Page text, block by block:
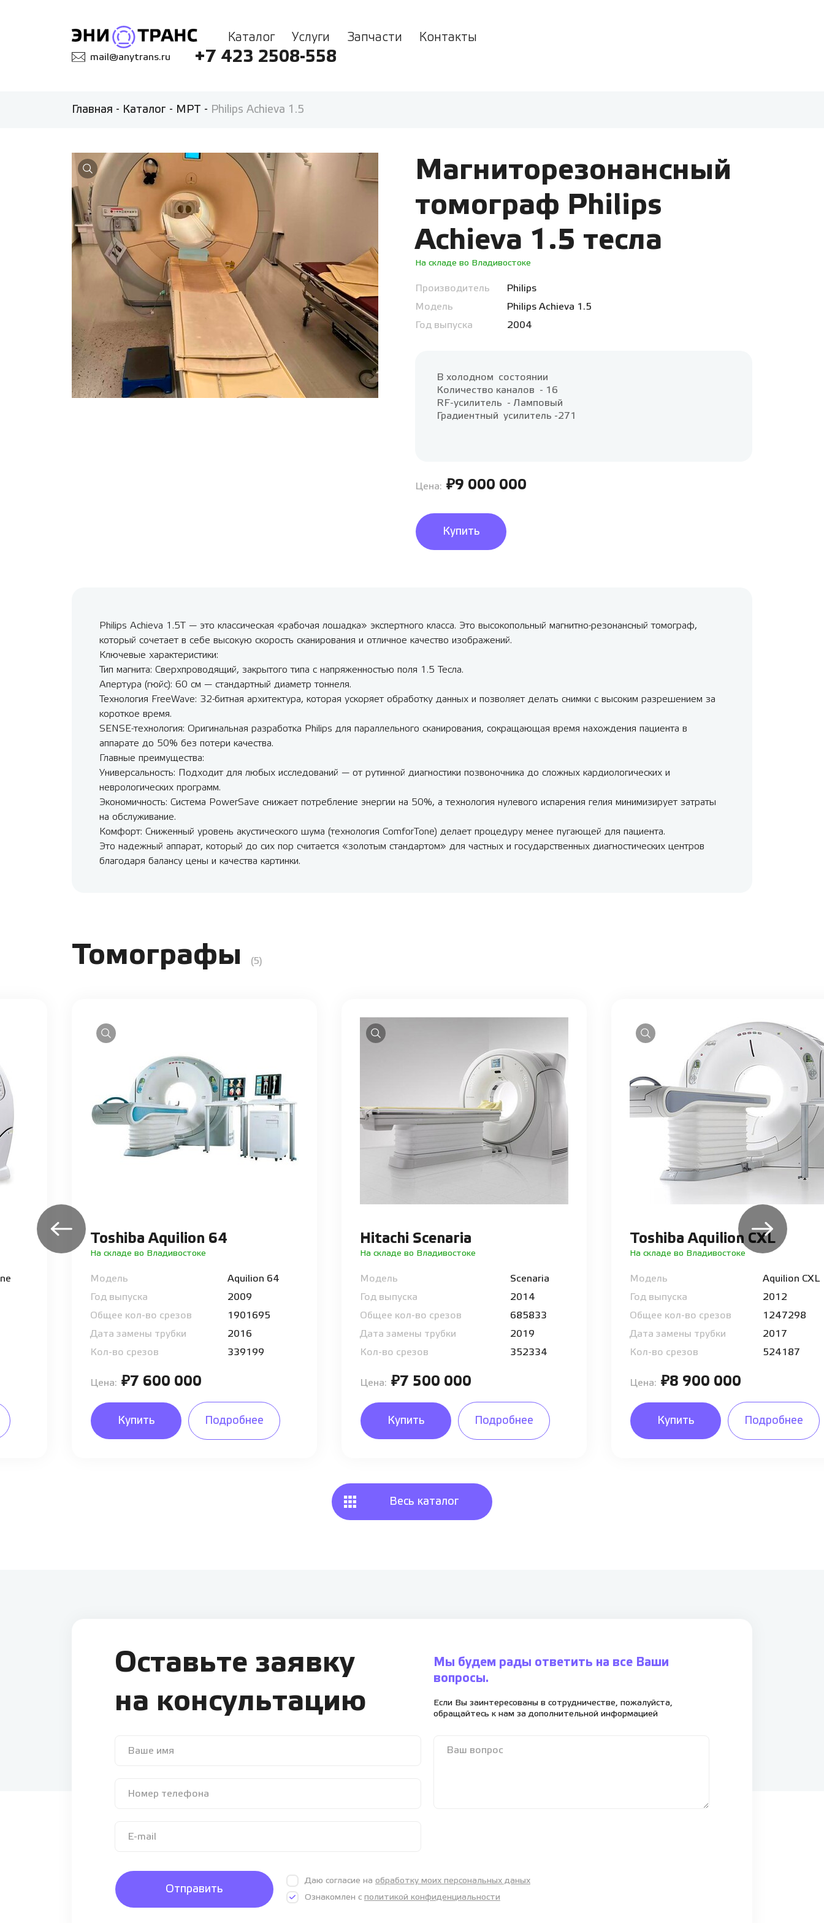
Каталог Услуги Запчасти Контакты
mail@anytrans.ru +7 423 2508-558
Главная - Каталог - МРТ - Philips Achieva 1.5
Магниторезонансный
томограф Philips
Achieva 1.5 тесла
На складе во Владивостоке
Производитель
Philips
Модель
Philips Achieva 1.5
Год выпуска
2004
В холодном состоянии
Количество каналов - 16
RF-усилитель - Ламповый
Градиентный усилитель -271
Цена: ₽9 000 000
Купить
Philips Achieva 1.5T — это классическая «рабочая лошадка» экспертного класса. Это высокопольный магнитно-резонансный томограф,
который сочетает в себе высокую скорость сканирования и отличное качество изображений.
Ключевые характеристики:
Тип магнита: Сверхпроводящий, закрытого типа с напряженностью поля 1.5 Тесла.
Апертура (гюйс): 60 см — стандартный диаметр тоннеля.
Технология FreeWave: 32-битная архитектура, которая ускоряет обработку данных и позволяет делать снимки с высоким разрешением за
короткое время.
SENSE-технология: Оригинальная разработка Philips для параллельного сканирования, сокращающая время нахождения пациента в
аппарате до 50% без потери качества.
Главные преимущества:
Универсальность: Подходит для любых исследований — от рутинной диагностики позвоночника до сложных кардиологических и
неврологических программ.
Экономичность: Система PowerSave снижает потребление энергии на 50%, а технология нулевого испарения гелия минимизирует затраты
на обслуживание.
Комфорт: Сниженный уровень акустического шума (технология ComforTone) делает процедуру менее пугающей для пациента.
Это надежный аппарат, который до сих пор считается «золотым стандартом» для частных и государственных диагностических центров
благодаря балансу цены и качества картинки.
Томографы (5)
Toshiba Aquilion 64
На складе во Владивостоке
Модель
Aquilion 64
Год выпуска
2009
Общее кол-во срезов
1901695
Дата замены трубки
2016
Кол-во срезов
339199
Цена: ₽7 600 000
Купить Подробнее
Hitachi Scenaria
На складе во Владивостоке
Модель
Scenaria
Год выпуска
2014
Общее кол-во срезов
685833
Дата замены трубки
2019
Кол-во срезов
352334
Цена: ₽7 500 000
Купить Подробнее
Toshiba Aquilion CXL
На складе во Владивостоке
Модель
Aquilion CXL
Год выпуска
2012
Общее кол-во срезов
1247298
Дата замены трубки
2017
Кол-во срезов
524187
Цена: ₽8 900 000
Купить Подробнее
Весь каталог
Оставьте заявку
на консультацию
Мы будем рады ответить на все Ваши
вопросы.
Если Вы заинтересованы в сотрудничестве, пожалуйста,
обращайтесь к нам за дополнительной информацией
Отправить
Даю согласие на обработку моих персональных даных
Ознакомлен с политикой конфиденциальности